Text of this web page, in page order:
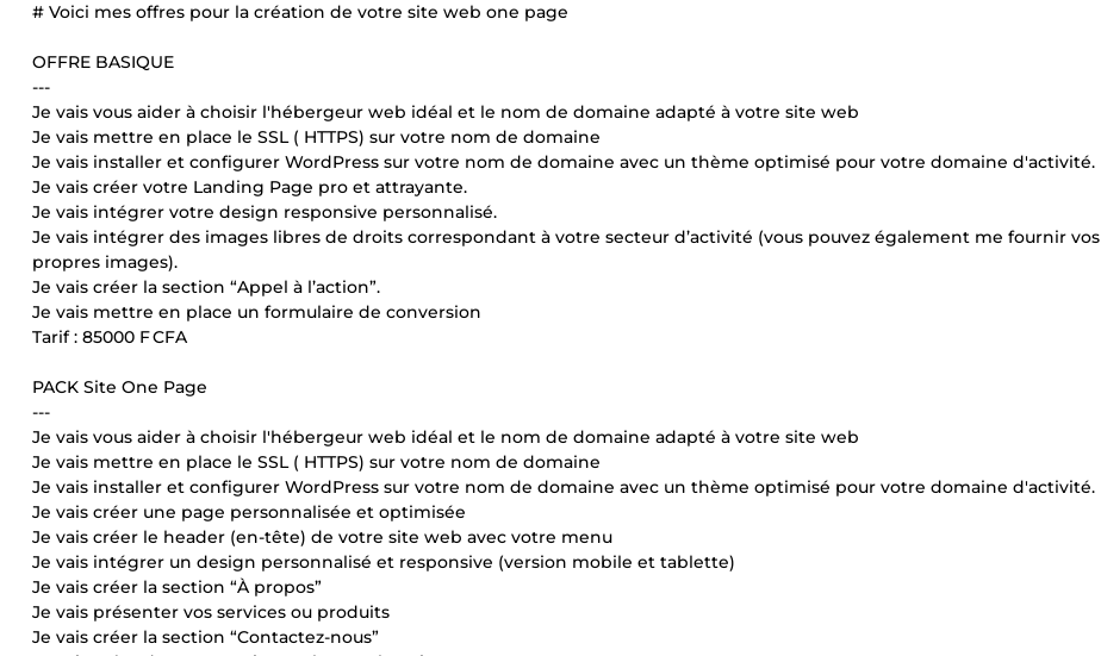
# Voici mes offres pour la création de votre site web one page
OFFRE BASIQUE
---
Je vais vous aider à choisir l'hébergeur web idéal et le nom de domaine adapté à votre site web
Je vais mettre en place le SSL ( HTTPS) sur votre nom de domaine
Je vais installer et configurer WordPress sur votre nom de domaine avec un thème optimisé pour votre domaine d'activité.
Je vais créer votre Landing Page pro et attrayante.
Je vais intégrer votre design responsive personnalisé.
Je vais intégrer des images libres de droits correspondant à votre secteur d’activité (vous pouvez également me fournir vos
propres images).
Je vais créer la section “Appel à l’action”.
Je vais mettre en place un formulaire de conversion
Tarif : 85000 F CFA
PACK Site One Page
---
Je vais vous aider à choisir l'hébergeur web idéal et le nom de domaine adapté à votre site web
Je vais mettre en place le SSL ( HTTPS) sur votre nom de domaine
Je vais installer et configurer WordPress sur votre nom de domaine avec un thème optimisé pour votre domaine d'activité.
Je vais créer une page personnalisée et optimisée
Je vais créer le header (en-tête) de votre site web avec votre menu
Je vais intégrer un design personnalisé et responsive (version mobile et tablette)
Je vais créer la section “À propos”
Je vais présenter vos services ou produits
Je vais créer la section “Contactez-nous”